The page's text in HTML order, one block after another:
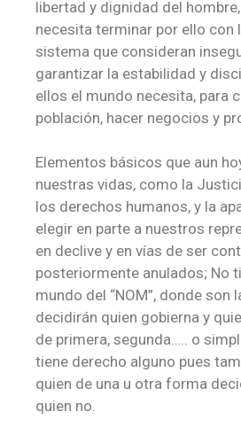
libertad y dignidad del
necesita terminar por ello con
sistema que consideran
garantizar la estabilidad y
ellos el mundo necesita, para
población, hacer negocios y
Elementos básicos que aun
nuestras vidas, como la
los derechos humanos, y la
elegir en parte a nuestros
en declive y en vías de ser
posteriormente anulados; No
mundo del “NOM”, donde son
decidirán quien gobierna y
de primera, segunda….. o
tiene derecho alguno pues
quien de una u otra forma
quien no.